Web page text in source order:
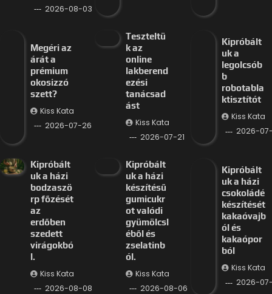
2026-08-03
Megéri az
árát a
prémium
okosizzó
szett?
Kiss Kata
2026-07-26
Teszteltü
k az
online
lakberend
ezési
tanácsad
ást
Kiss Kata
2026-07-21
Kipróbált
uk a
legolcsób
b
robotabla
ktisztítót
Kiss Kata
2026-
Kipróbált
uk a házi
bodzaszö
rp főzését
az
erdőben
szedett
virágokbó
l.
Kiss Kata
2026-08-08
Kipróbált
uk a házi
készítésű
gumicukr
ot valódi
gyümölcsl
éből és
zselatinb
ól.
Kiss Kata
2026-08-06
Kipróbált
uk a házi
csokoládé
készítését
kakaóvajb
ól és
kakaópor
ból
Kiss Kata
2026-